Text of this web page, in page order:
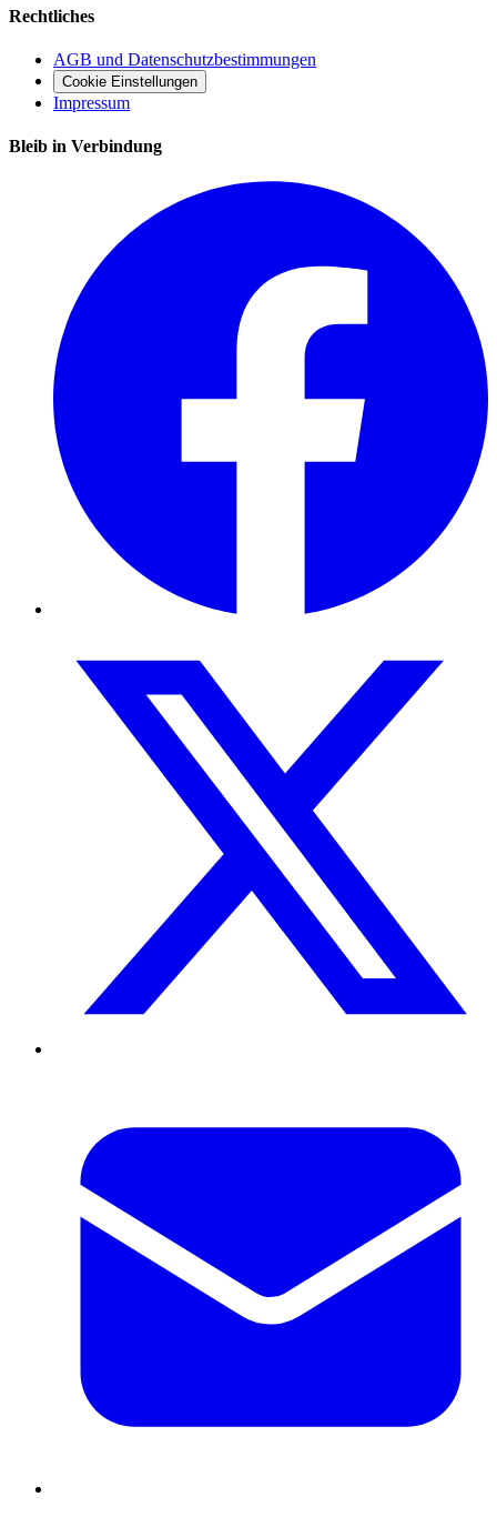
Rechtliches
AGB und Datenschutzbestimmungen
Cookie Einstellungen
Impressum
Bleib in Verbindung